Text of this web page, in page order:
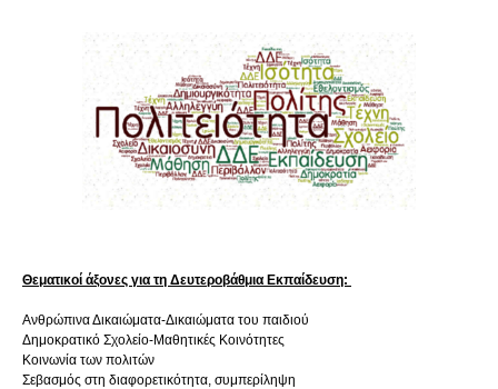
Θεματικοί άξονες για τη Δευτεροβάθμια Εκπαίδευση:
Ανθρώπινα Δικαιώματα-Δικαιώματα του παιδιού
Δημοκρατικό Σχολείο-Μαθητικές Κοινότητες
Κοινωνία των πολιτών
Σεβασμός στη διαφορετικότητα, συμπερίληψη